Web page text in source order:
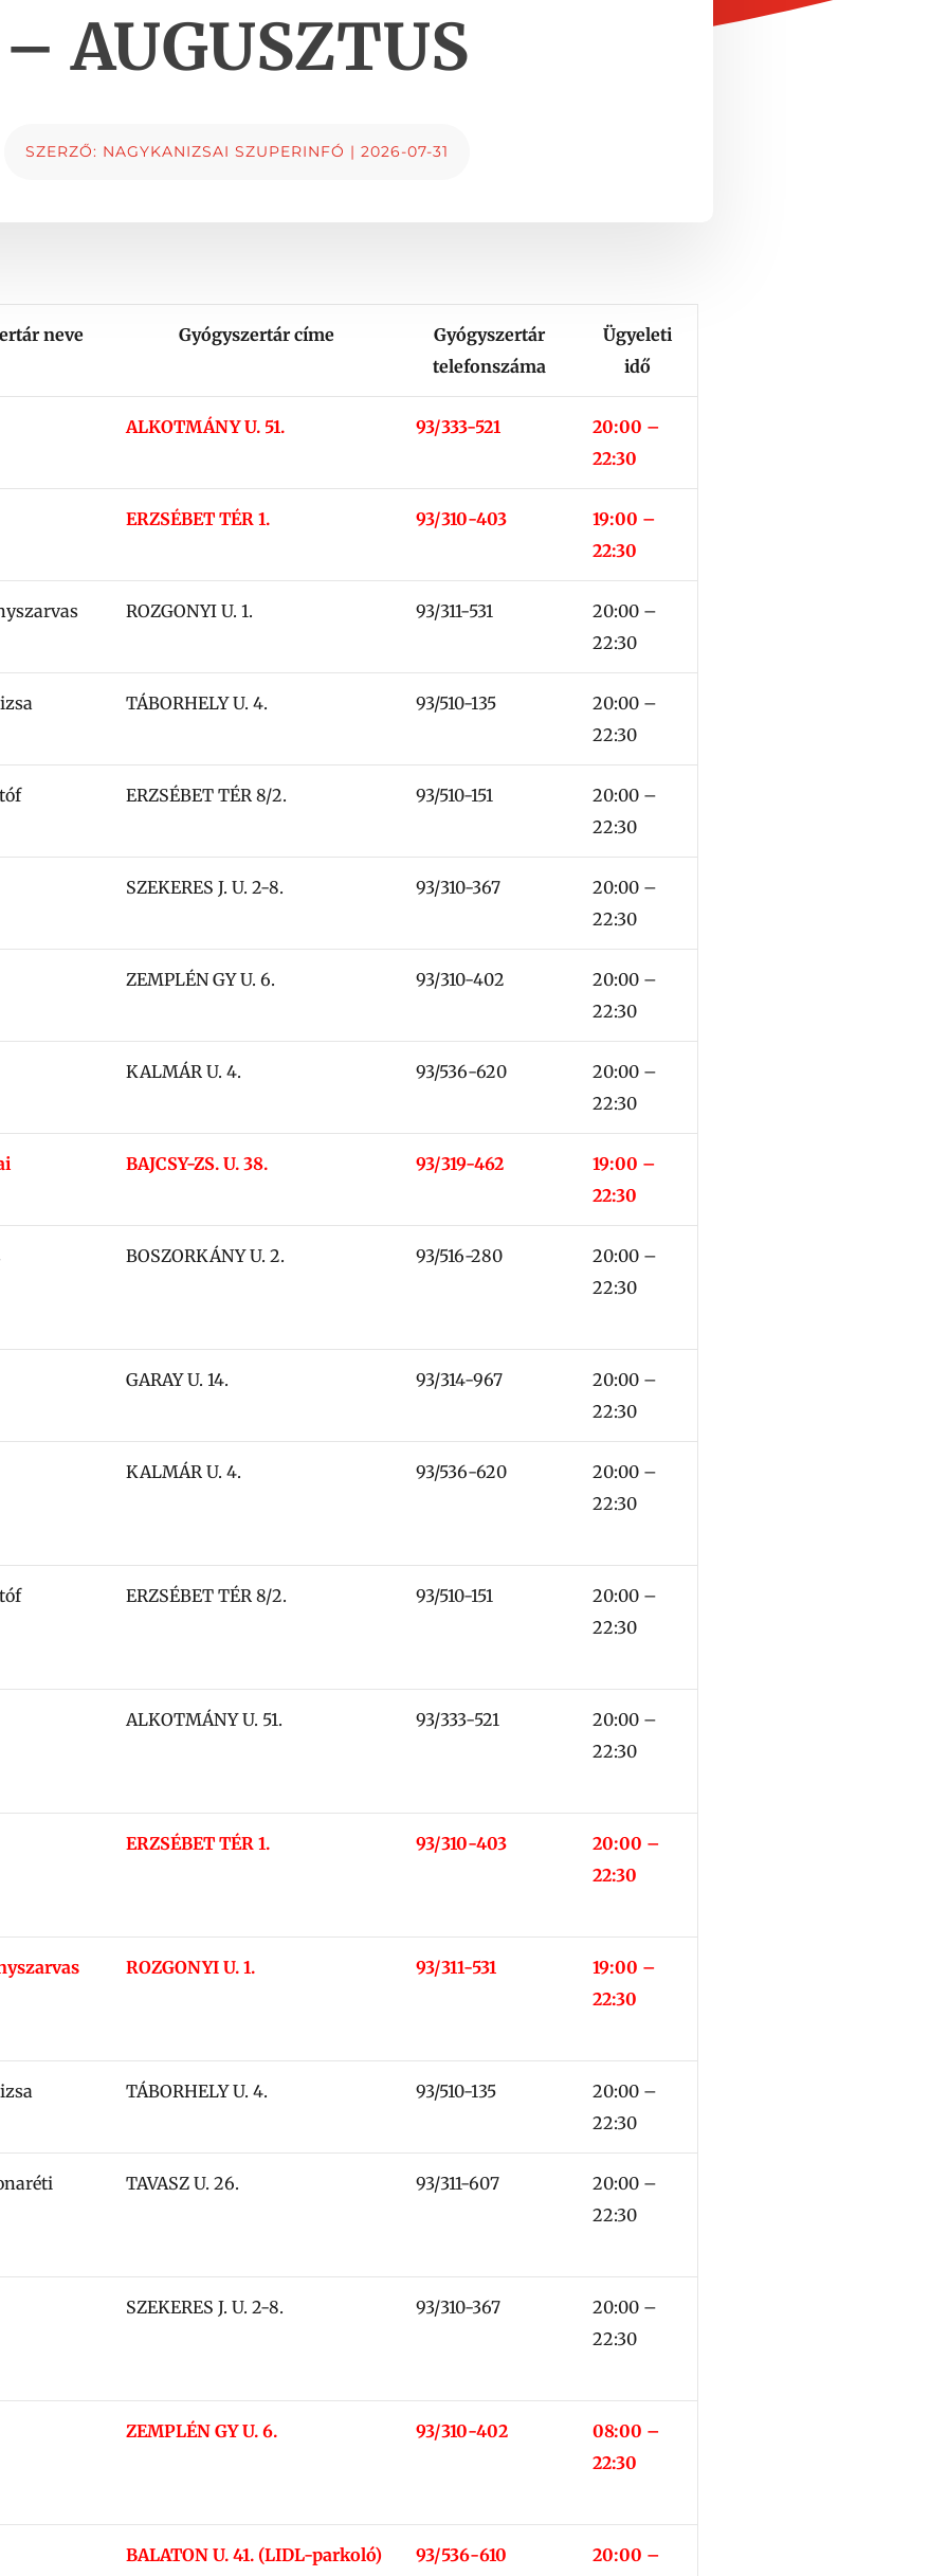
– AUGUSZTUS
SZERZŐ: NAGYKANIZSAI SZUPERINFÓ | 2026-07-31
neve Gyógyszertár címe
Gyógyszertár
telefonszáma
Ügyeleti
idő
ALKOTMÁNY U. 51. 93/333-521
20:00 –
22:30
ERZSÉBET TÉR 1. 93/310-403
19:00 –
22:30
ROZGONYI U. 1. 93/311-531
20:00 –
22:30
TÁBORHELY U. 4. 93/510-135
20:00 –
22:30
ERZSÉBET TÉR 8/2. 93/510-151
20:00 –
22:30
SZEKERES J. U. 2-8. 93/310-367
20:00 –
22:30
ZEMPLÉN GY U. 6. 93/310-402
20:00 –
22:30
KALMÁR U. 4. 93/536-620
20:00 –
22:30
BAJCSY-ZS. U. 38. 93/319-462
19:00 –
22:30
BOSZORKÁNY U. 2. 93/516-280
20:00 –
22:30
GARAY U. 14. 93/314-967
20:00 –
22:30
KALMÁR U. 4. 93/536-620
20:00 –
22:30
ERZSÉBET TÉR 8/2. 93/510-151
20:00 –
22:30
ALKOTMÁNY U. 51. 93/333-521
20:00 –
22:30
ERZSÉBET TÉR 1. 93/310-403
20:00 –
22:30
ROZGONYI U. 1. 93/311-531
19:00 –
22:30
TÁBORHELY U. 4. 93/510-135
20:00 –
22:30
TAVASZ U. 26. 93/311-607
20:00 –
22:30
SZEKERES J. U. 2-8. 93/310-367
20:00 –
22:30
ZEMPLÉN GY U. 6. 93/310-402
08:00 –
22:30
BALATON U. 41. (LIDL-parkoló) 93/536-610
20:00 –